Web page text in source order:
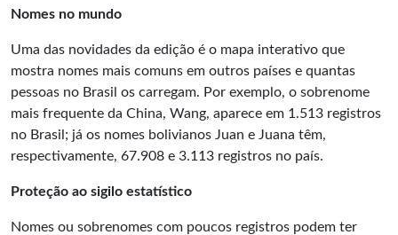
Nomes no mundo
Uma das novidades da edição é o mapa interativo que
mostra nomes mais comuns em outros países e quantas
pessoas no Brasil os carregam. Por exemplo, o sobrenome
mais frequente da China, Wang, aparece em 1.513 registros
no Brasil; já os nomes bolivianos Juan e Juana têm,
respectivamente, 67.908 e 3.113 registros no país.
Proteção ao sigilo estatístico
Nomes ou sobrenomes com poucos registros podem ter